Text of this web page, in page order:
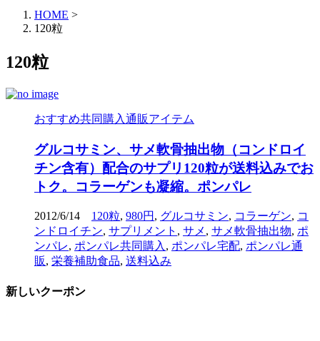
HOME >
120粒
120粒
おすすめ共同購入通販アイテム
グルコサミン、サメ軟骨抽出物（コンドロイ
チン含有）配合のサプリ120粒が送料込みでお
トク。コラーゲンも凝縮。ポンパレ
2012/6/14 120粒, 980円 , グルコサミン, コラーゲン, コ
ンドロイチン, サプリメント , サメ , サメ軟骨抽出物, ポ
ンパレ, ポンパレ共同購入 , ポンパレ宅配, ポンパレ通
販, 栄養補助食品, 送料込み
新しいクーポン